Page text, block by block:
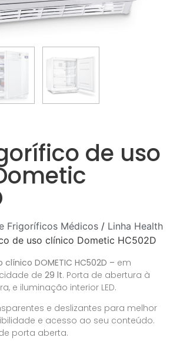
de uso
Frigoríficos Médicos / Linha Health
de uso clínico Dometic HC502D
DOMETIC HC502D – em
de 29 lt. Porta de abertura à
e iluminação interior LED.
e deslizantes para melhor
e acesso ao seu conteúdo.
porta aberta.